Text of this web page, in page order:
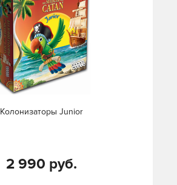
Колонизаторы Junior
2 990 руб.